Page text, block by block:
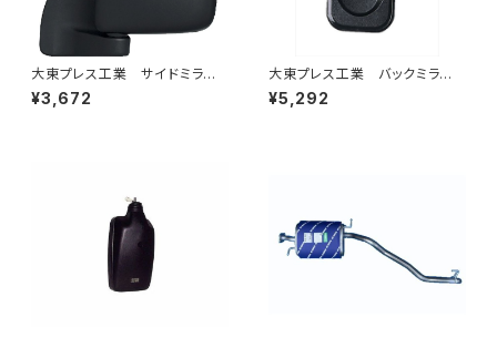
大東プレス工業 サイドミラー/
バックミラーダイハツ ハイゼッ
トカーゴ 左 06年～ DI-64
¥3,672
大東プレス工業 バックミラーH
400 ｺﾊﾞﾝ L005 黒 J08
330×170 DI-8B
¥5,292